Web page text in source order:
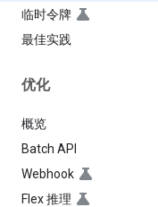
临时令牌
最佳实践
优化
概览
Batch API
Webhook
Flex 推理